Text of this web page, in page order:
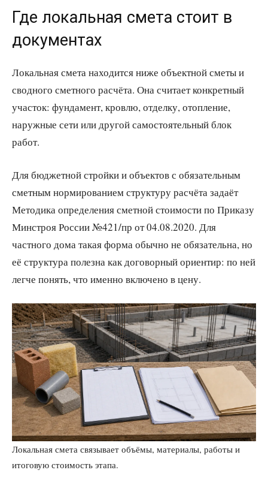
Где локальная смета стоит в
документах
Локальная смета находится ниже объектной сметы и
сводного сметного расчёта. Она считает конкретный
участок: фундамент, кровлю, отделку, отопление,
наружные сети или другой самостоятельный блок
работ.
Для бюджетной стройки и объектов с обязательным
сметным нормированием структуру расчёта задаёт
Методика определения сметной стоимости по Приказу
Минстроя России №421/пр от 04.08.2020. Для
частного дома такая форма обычно не обязательна, но
её структура полезна как договорный ориентир: по ней
легче понять, что именно включено в цену.
Локальная смета связывает объёмы, материалы, работы и
итоговую стоимость этапа.